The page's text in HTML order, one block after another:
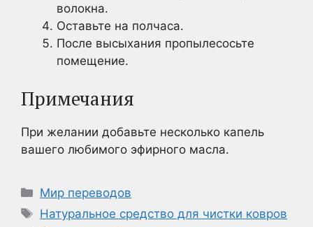
волокна.
Оставьте на полчаса.
После высыхания пропылесосьте
помещение.
Примечания
При желании добавьте несколько капель
вашего любимого эфирного масла.
Рубрики
Мир переводов
Метки
Натуральное средство для чистки ковров